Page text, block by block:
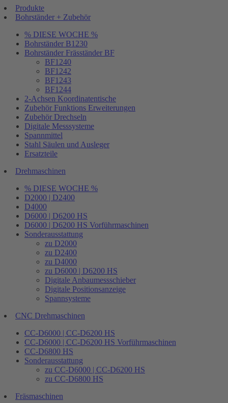
Produkte
Bohrständer + Zubehör
% DIESE WOCHE %
Bohrständer B1230
Bohrständer Fräsständer BF
BF1240
BF1242
BF1243
BF1244
2-Achsen Koordinatentische
Zubehör Funktions Erweiterungen
Zubehör Drechseln
Digitale Messsysteme
Spannmittel
Stahl Säulen und Ausleger
Ersatzteile
Drehmaschinen
% DIESE WOCHE %
D2000 | D2400
D4000
D6000 | D6200 HS
D6000 | D6200 HS Vorführmaschinen
Sonderausstattung
zu D2000
zu D2400
zu D4000
zu D6000 | D6200 HS
Digitale Anbaumessschieber
Digitale Positionsanzeige
Spannsysteme
CNC Drehmaschinen
CC-D6000 | CC-D6200 HS
CC-D6000 | CC-D6200 HS Vorführmaschinen
CC-D6800 HS
Sonderausstattung
zu CC-D6000 | CC-D6200 HS
zu CC-D6800 HS
Fräsmaschinen